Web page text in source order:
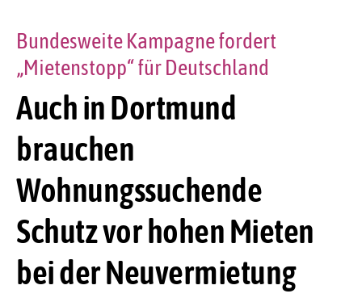
Auch in Dortmund
brauchen
Wohnungssuchende
Schutz vor hohen Mieten
bei der Neuvermietung
Bundesweite Kampagne fordert
„Mietenstopp“ für Deutschland